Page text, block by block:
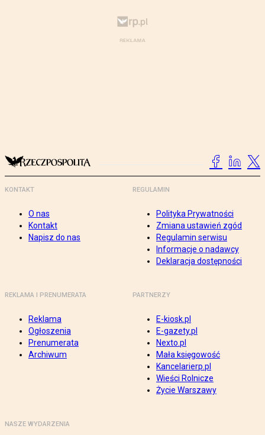
KONTAKT
O nas
Kontakt
Napisz do nas
REGULAMIN
Polityka Prywatności
Zmiana ustawień zgód
Regulamin serwisu
Informacje o nadawcy
Deklaracja dostępności
REKLAMA I PRENUMERATA
Reklama
Ogłoszenia
Prenumerata
Archiwum
PARTNERZY
E-kiosk.pl
E-gazety.pl
Nexto.pl
Mała księgowość
Kancelarierp.pl
Wieści Rolnicze
Życie Warszawy
NASZE WYDARZENIA